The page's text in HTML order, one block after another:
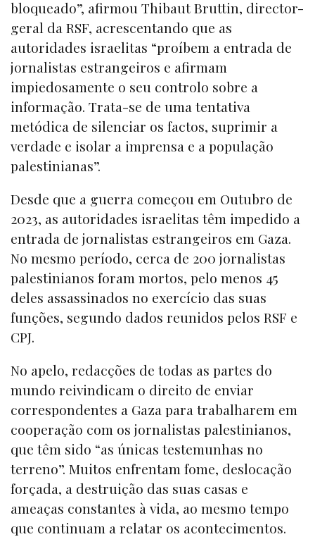
bloqueado”, afirmou Thibaut Bruttin, director-
geral da RSF, acrescentando que as
autoridades israelitas “proíbem a entrada de
jornalistas estrangeiros e afirmam
impiedosamente o seu controlo sobre a
informação. Trata-se de uma tentativa
metódica de silenciar os factos, suprimir a
verdade e isolar a imprensa e a população
palestinianas”.
Desde que a guerra começou em Outubro de
2023, as autoridades israelitas têm impedido a
entrada de jornalistas estrangeiros em Gaza.
No mesmo período, cerca de 200 jornalistas
palestinianos foram mortos, pelo menos 45
deles assassinados no exercício das suas
funções, segundo dados reunidos pelos RSF e
CPJ.
No apelo, redacções de todas as partes do
mundo reivindicam o direito de enviar
correspondentes a Gaza para trabalharem em
cooperação com os jornalistas palestinianos,
que têm sido “as únicas testemunhas no
terreno”. Muitos enfrentam fome, deslocação
forçada, a destruição das suas casas e
ameaças constantes à vida, ao mesmo tempo
que continuam a relatar os acontecimentos.